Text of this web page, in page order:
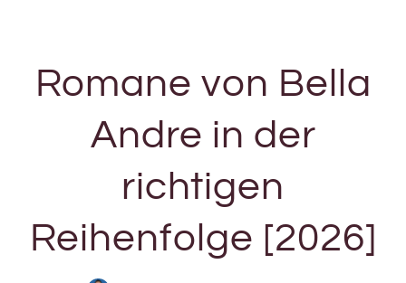
Romane von Bella
Andre in der
richtigen
Reihenfolge [2026]